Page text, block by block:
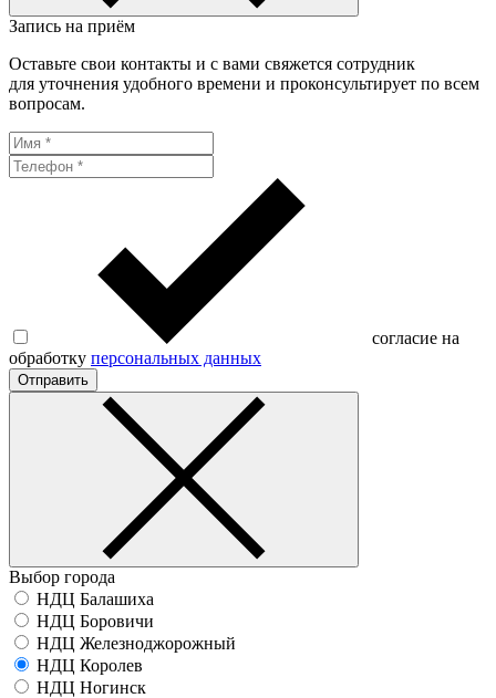
Запись на приём
Оставьте свои контакты и с вами свяжется сотрудник
для уточнения удобного времени и проконсультирует по всем
вопросам.
согласие на
обработку персональных данных
Отправить
Выбор города
НДЦ Балашиха
НДЦ Боровичи
НДЦ Железноджорожный
НДЦ Королев
НДЦ Ногинск